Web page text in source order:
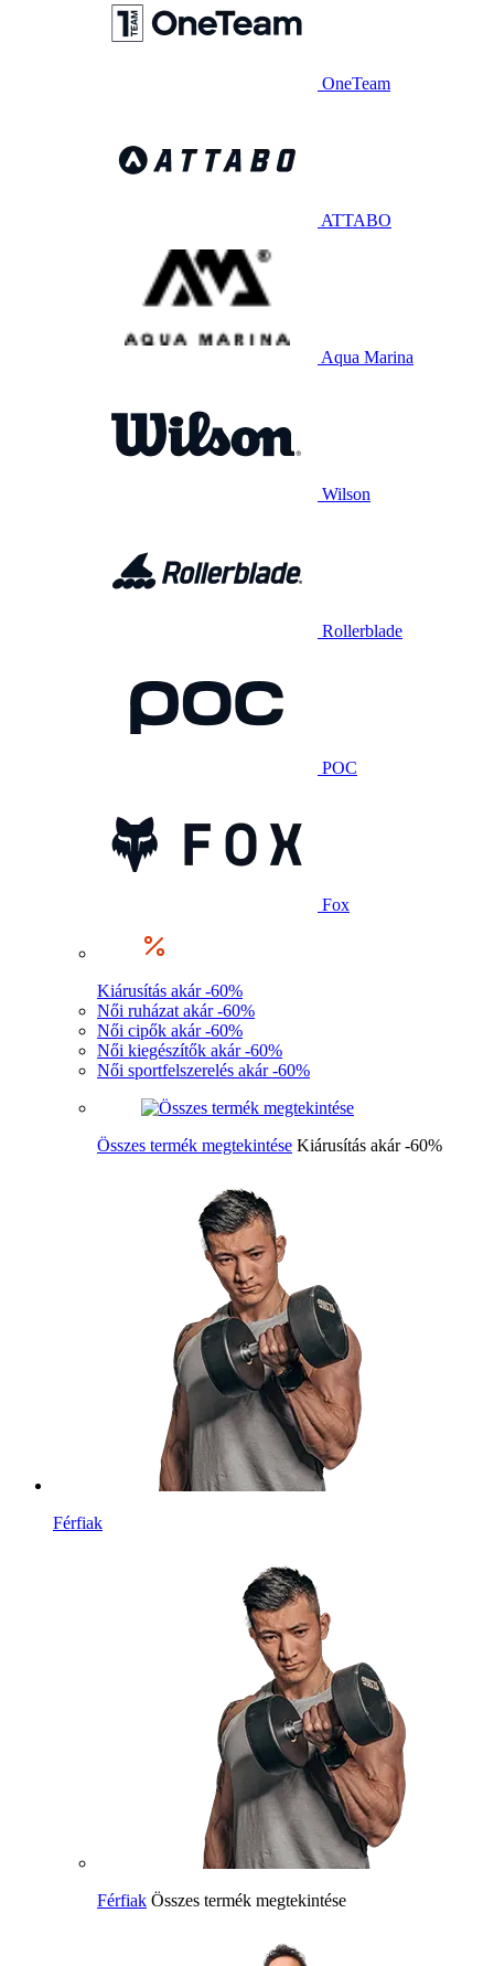
OneTeam
ATTABO
Aqua Marina
Wilson
Rollerblade
POC
Fox
Kiárusítás akár -60%
Női ruházat akár -60%
Női cipők akár -60%
Női kiegészítők akár -60%
Női sportfelszerelés akár -60%
Összes termék megtekintése Kiárusítás akár -60%
Férfiak
Férfiak Összes termék megtekintése